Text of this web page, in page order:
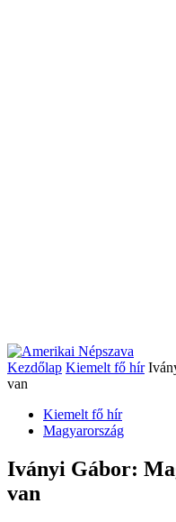
Kezdőlap Kiemelt fő hír
van
Kiemelt fő hír
Magyarország
Iványi Gábor:
van